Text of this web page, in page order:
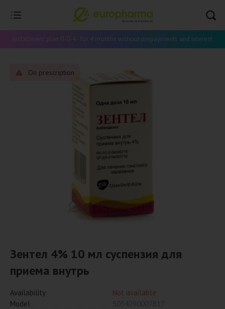
Installment plan 0-0-4 - for 4 months without prepayments and interest
On prescription
Зентел 4% 10 мл суспензия для
приема внутрь
Availability
Not available
Model